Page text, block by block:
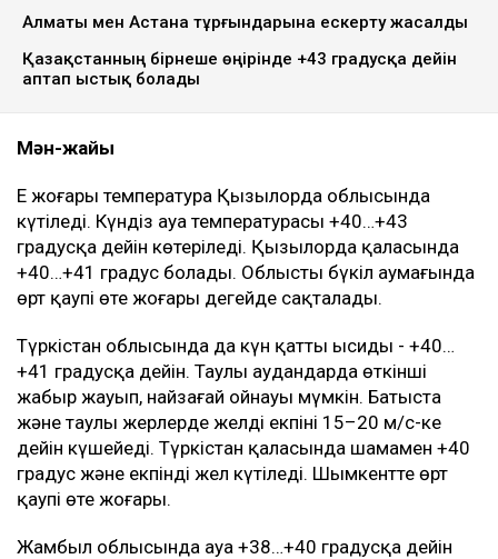
Алматы мен Астана тұрғындарына ескерту жасалды
Қазақстанның бірнеше өңірінде +43 градусқа дейін
аптап ыстық болады
Мән-жайы
Ең жоғары температура Қызылорда облысында
күтіледі. Күндіз ауа температурасы +40…+43
градусқа дейін көтеріледі. Қызылорда қаласында
+40…+41 градус болады. Облыстың бүкіл аумағында
өрт қаупі өте жоғары деңгейде сақталады.
Түркістан облысында да күн қатты ысиды - +40…
+41 градусқа дейін. Таулы аудандарда өткінші
жаңбыр жауып, найзағай ойнауы мүмкін. Батыста
және таулы жерлерде желдің екпіні 15–20 м/с-ке
дейін күшейеді. Түркістан қаласында шамамен +40
градус және екпінді жел күтіледі. Шымкентте өрт
қаупі өте жоғары.
Жамбыл облысында ауа +38…+40 градусқа дейін